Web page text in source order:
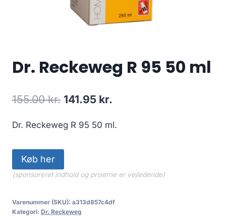
Dr. Reckeweg R 95 50 ml
155.00kr. Den
pris
var:
155.00 kr..
141.95 kr.
Dr. Reckeweg R 95 50 ml.
Køb her
(sponsoreret indhold og priserne er vejledende)
Varenummer (SKU): a313d857c4df
Kategori: Dr. Reckeweg